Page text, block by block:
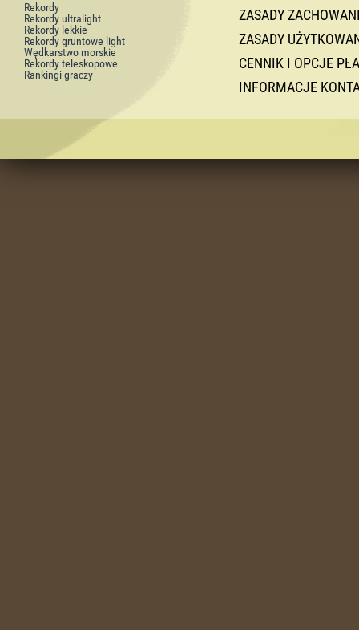
Rekordy
Rekordy ultralight
Rekordy lekkie
Rekordy gruntowe light
Wędkarstwo morskie
Rekordy teleskopowe
Rankingi graczy
ZASADY
ZASADY
CENNIK I OPCJE
INFORMACJE